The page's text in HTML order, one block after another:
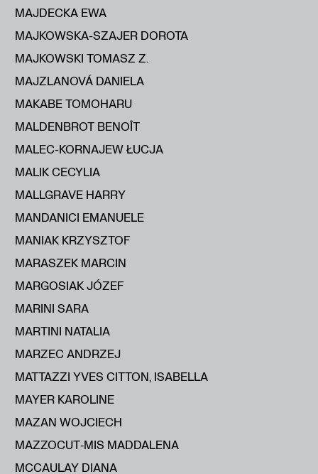
MAJDECKA EWA
MAJKOWSKA-SZAJER DOROTA
MAJKOWSKI TOMASZ Z.
MAJZLANOVÁ DANIELA
MAKABE TOMOHARU
MALDENBROT BENOÎT
MALEC-KORNAJEW ŁUCJA
MALIK CECYLIA
MALLGRAVE HARRY
MANDANICI EMANUELE
MANIAK KRZYSZTOF
MARASZEK MARCIN
MARGOSIAK JÓZEF
MARINI SARA
MARTINI NATALIA
MARZEC ANDRZEJ
MATTAZZI YVES CITTON, ISABELLA
MAYER KAROLINE
MAZAN WOJCIECH
MAZZOCUT‑MIS MADDALENA
MCCAULAY DIANA